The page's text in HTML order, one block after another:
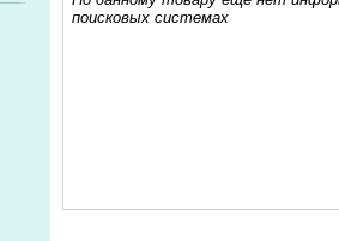
поисковых системах